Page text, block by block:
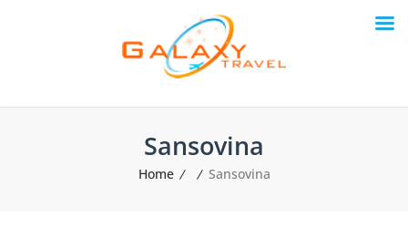
Sansovina
Home Sansovina